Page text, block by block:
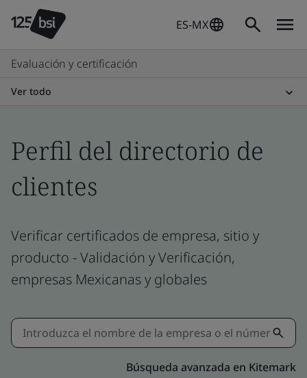
ES-MX
Evaluación y certificación
Ver todo
Perfil del directorio de
clientes
Verificar certificados de empresa, sitio y
producto - Validación y Verificación,
empresas Mexicanas y globales
Búsqueda avanzada en Kitemark